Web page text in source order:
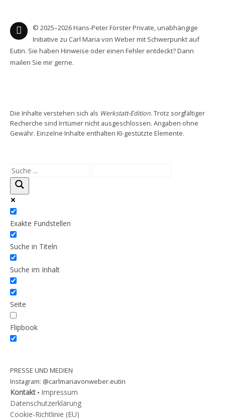
© 2025–2026 Hans-Peter Förster Private, unabhängige
Initiative zu Carl Maria von Weber mit Schwerpunkt auf
Eutin. Sie haben Hinweise oder einen Fehler entdeckt? Dann
mailen Sie mir gerne.
Die Inhalte verstehen sich als Werkstatt-Edition.Trotz sorgfältiger
Recherche sind Irrtümer nicht ausgeschlossen. Angaben ohne
Gewähr. Einzelne Inhalte enthalten KI-gestützte Elemente.
Exakte Fundstellen
Suche in Titeln
Suche im Inhalt
Seite
Flipbook
PRESSE UND MEDIEN
Instagram: @carlmariavonweber.eutin
Kontakt • Impressum
Datenschutzerklärung
Cookie-Richtlinie (EU)